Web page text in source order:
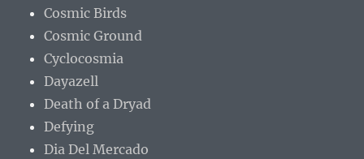
Cosmic Birds
Cosmic Ground
Cyclocosmia
Dayazell
Death of a Dryad
Defying
Dia Del Mercado